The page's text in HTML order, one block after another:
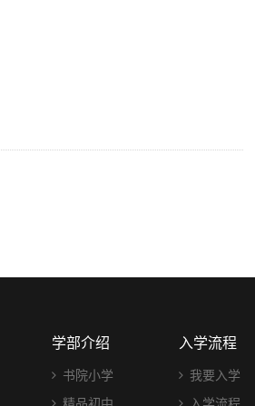
学部介绍
书院小学
精品初中
入学流程
我要入学
入学流程